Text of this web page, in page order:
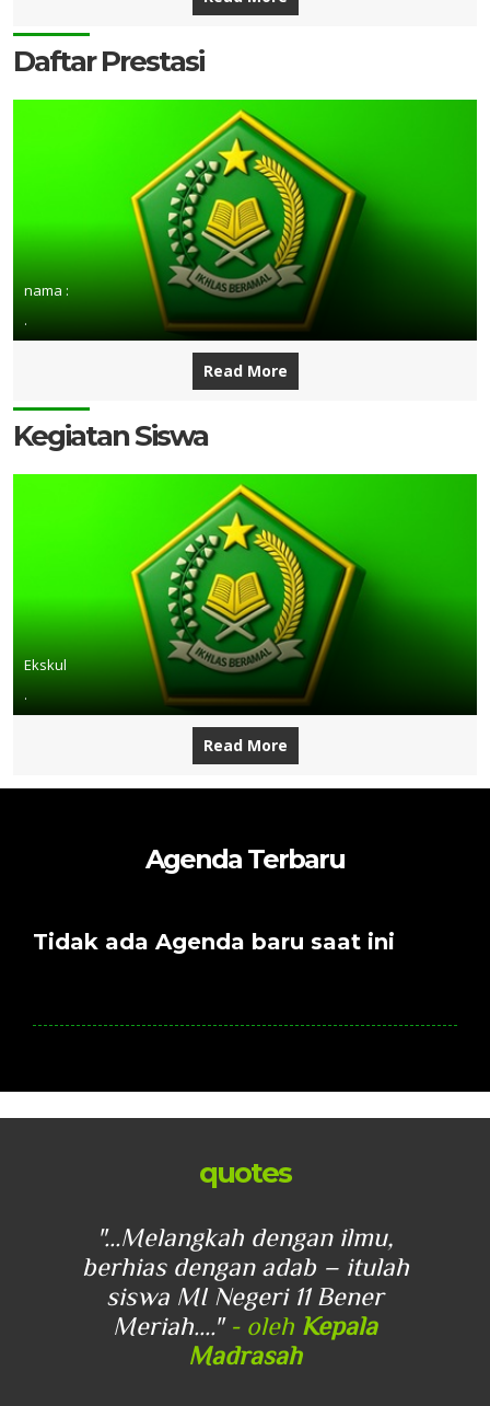
Daftar Prestasi
nama :
.
Read More
Kegiatan Siswa
Ekskul
.
Read More
Agenda Terbaru
Tidak ada Agenda baru saat ini
quotes
"...Melangkah dengan ilmu,
berhias dengan adab – itulah
siswa MI Negeri 11 Bener
Meriah...." - oleh Kepala
Madrasah